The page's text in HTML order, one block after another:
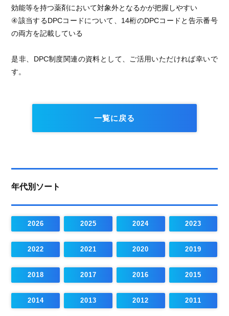
効能等を持つ薬剤において対象外となるかが把握しやすい
④該当するDPCコードについて、14桁のDPCコードと告示番号
の両方を記載している
是非、DPC制度関連の資料として、ご活用いただければ幸いで
す。
一覧に戻る
年代別ソート
2026 2025 2024 2023
2022 2021 2020 2019
2018 2017 2016 2015
2014 2013 2012 2011